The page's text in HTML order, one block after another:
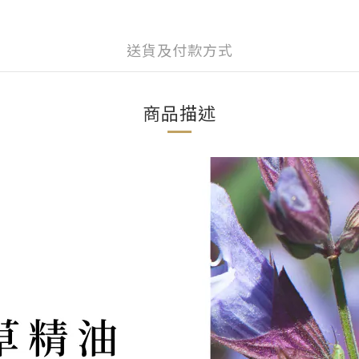
送貨及付款方式
商品描述